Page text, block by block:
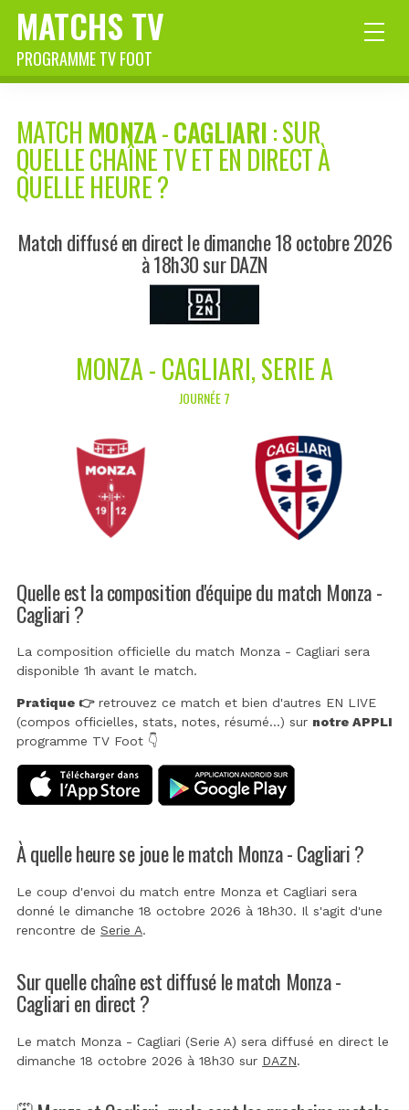
MATCHS TV
PROGRAMME TV FOOT
MATCH MONZA-CAGLIARI: SUR
QUELLE CHAÎNE TV ET EN DIRECT À
QUELLE HEURE ?
Match diffusé en direct le dimanche 18 octobre 2026
à 18h30 sur DAZN
MONZA - CAGLIARI, SERIE A
JOURNÉE 7
Quelle est la composition d'équipe du match Monza -
Cagliari ?
La composition officielle du match Monza - Cagliari sera
disponible 1h avant le match.
Pratique 👉retrouvez ce match et bien d'autres EN LIVE
(compos officielles, stats, notes, résumé...) sur notre APPLI
programme TV Foot 👇
À quelle heure se joue le match Monza - Cagliari ?
Le coup d'envoi du match entre Monza et Cagliari sera
donné le dimanche 18 octobre 2026 à 18h30. Il s'agit d'une
rencontre de Serie A.
Sur quelle chaîne est diffusé le match Monza -
Cagliari en direct ?
Le match Monza - Cagliari (Serie A) sera diffusé en direct le
dimanche 18 octobre 2026 à 18h30 sur DAZN.